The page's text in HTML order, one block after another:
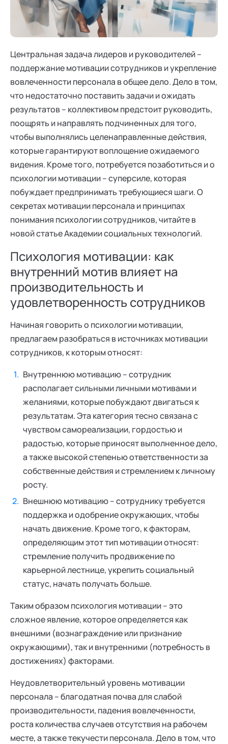
Центральная задача лидеров и руководителей –
поддержание мотивации сотрудников и укрепление
вовлеченности персонала в общее дело. Дело в том,
что недостаточно поставить задачи и ожидать
результатов – коллективом предстоит руководить,
поощрять и направлять подчиненных для того,
чтобы выполнялись целенаправленные действия,
которые гарантируют воплощение ожидаемого
видения. Кроме того, потребуется позаботиться и о
психологии мотивации – суперсиле, которая
побуждает предпринимать требующиеся шаги. О
секретах мотивации персонала и принципах
понимания психологии сотрудников, читайте в
новой статье Академии социальных технологий.
Психология мотивации: как
внутренний мотив влияет на
производительность и
удовлетворенность сотрудников
Начиная говорить о психологии мотивации,
предлагаем разобраться в источниках мотивации
сотрудников, к которым относят:
Внутреннюю мотивацию – сотрудник
располагает сильными личными мотивами и
желаниями, которые побуждают двигаться к
результатам. Эта категория тесно связана с
чувством самореализации, гордостью и
радостью, которые приносят выполненное дело,
а также высокой степенью ответственности за
собственные действия и стремлением к личному
росту.
Внешнюю мотивацию – сотруднику требуется
поддержка и одобрение окружающих, чтобы
начать движение. Кроме того, к факторам,
определяющим этот тип мотивации относят:
стремление получить продвижение по
карьерной лестнице, укрепить социальный
статус, начать получать больше.
Таким образом психология мотивации – это
сложное явление, которое определяется как
внешними (вознаграждение или признание
окружающими), так и внутренними (потребность в
достижениях) факторами.
Неудовлетворительный уровень мотивации
персонала – благодатная почва для слабой
производительности, падения вовлеченности,
роста количества случаев отсутствия на рабочем
месте, а также текучести персонала. Дело в том, что
Профессионалам
Поддержка
Режим работы и тп